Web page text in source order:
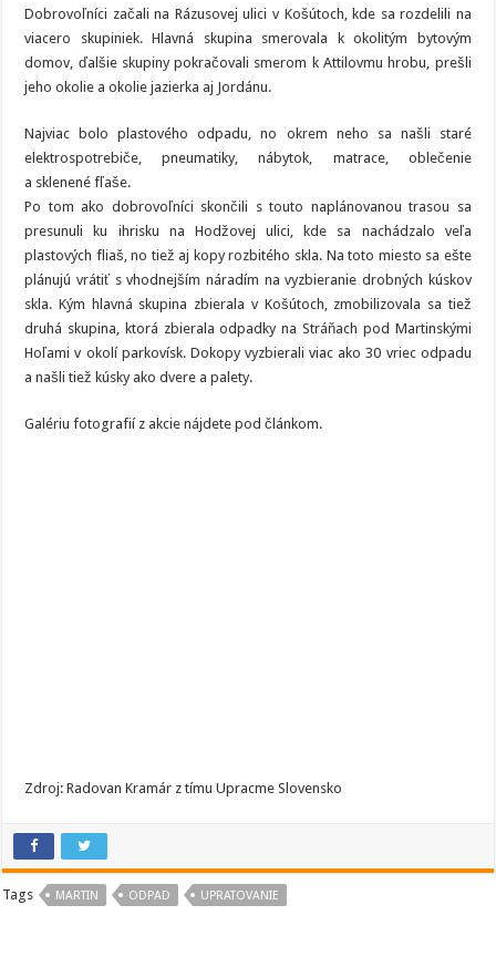
Dobrovoľníci začali na Rázusovej ulici v Košútoch, kde sa rozdelili na
viacero skupiniek. Hlavná skupina smerovala k okolitým bytovým
domov, ďalšie skupiny pokračovali smerom k Attilovmu hrobu, prešli
jeho okolie a okolie jazierka aj Jordánu.
Najviac bolo plastového odpadu, no okrem neho sa našli staré
elektrospotrebiče, pneumatiky, nábytok, matrace, oblečenie
a sklenené fľaše.
Po tom ako dobrovoľníci skončili s touto naplánovanou trasou sa
presunuli ku ihrisku na Hodžovej ulici, kde sa nachádzalo veľa
plastových fliaš, no tiež aj kopy rozbitého skla. Na toto miesto sa ešte
plánujú vrátiť s vhodnejším náradím na vyzbieranie drobných kúskov
skla. Kým hlavná skupina zbierala v Košútoch, zmobilizovala sa tiež
druhá skupina, ktorá zbierala odpadky na Stráňach pod Martinskými
Hoľami v okolí parkovísk. Dokopy vyzbierali viac ako 30 vriec odpadu
a našli tiež kúsky ako dvere a palety.
Galériu fotografií z akcie nájdete pod článkom.
Zdroj: Radovan Kramár z tímu Upracme Slovensko
Tags MARTIN ODPAD UPRATOVANIE